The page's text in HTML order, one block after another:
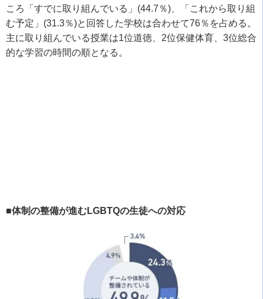
ころ「すでに取り組んでいる」 (44.7 ％) 、「これから取り組
む予定」 (31.3％)と回答した学校は合わせて76％を占める。
主に取り組んでいる授業は1位道徳、 2位保健体育、 3位総合
的な学習の時間の順となる。
■体制の整備が進むLGBTQの生徒への対応